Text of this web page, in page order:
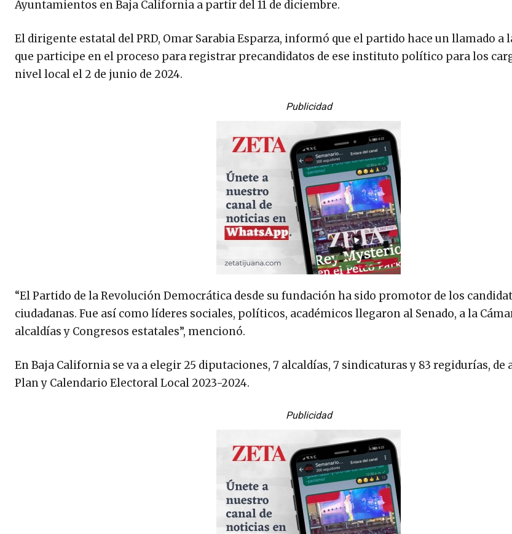
Ayuntamientos en Baja California a partir del 11 de diciembre.
El dirigente estatal del PRD, Omar Sarabia Esparza, informó que el partido hace un llamado a
que participe en el proceso para registrar precandidatos de ese instituto político para los
nivel local el 2 de junio de 2024.
Publicidad
“El Partido de la Revolución Democrática desde su fundación ha sido promotor de los
ciudadanas. Fue así como líderes sociales, políticos, académicos llegaron al Senado, a la
alcaldías y Congresos estatales”, mencionó.
En Baja California se va a elegir 25 diputaciones, 7 alcaldías, 7 sindicaturas y 83 regidurías, de
Plan y Calendario Electoral Local 2023-2024.
Publicidad